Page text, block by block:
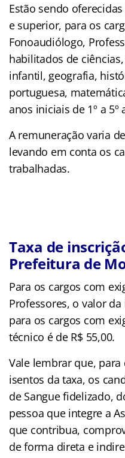
Estão sendo
e superior, para os
Fonoaudiólogo,
habilitados de
infantil, geografia,
portuguesa,
anos iniciais de 1º a 5º
A remuneração varia
levando em conta os
trabalhadas.
Taxa de
Prefeitura de
Para os cargos com
Professores, o valor da
para os cargos com
técnico é de R$ 55,00.
Vale lembrar que,
isentos da taxa, os
de Sangue fidelizado,
pessoa que integre a
que contribua,
de forma direta e